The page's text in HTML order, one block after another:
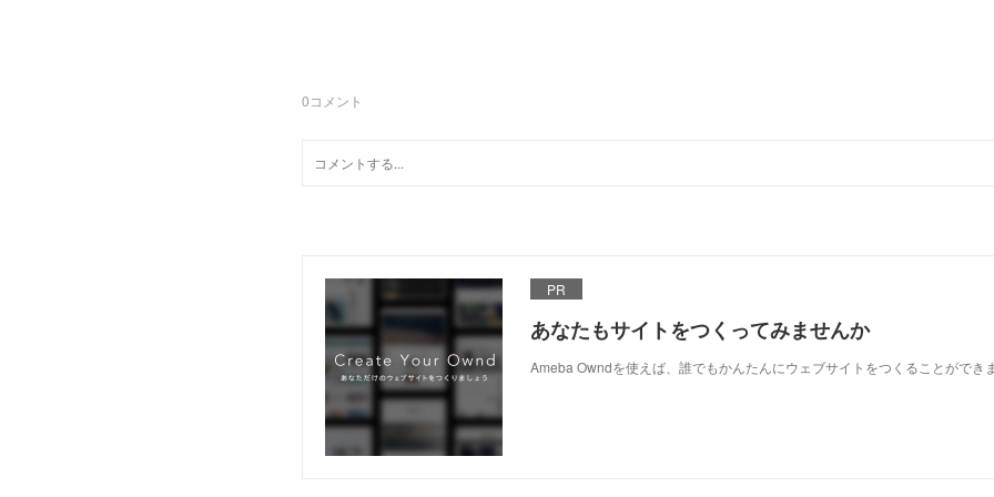
0コメント
PR
あなたもサイトをつくってみませんか
Ameba Owndを使えば、誰でもかんたんにウェブサイトをつくることができ